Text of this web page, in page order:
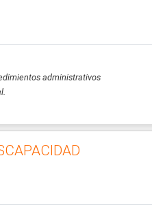
administrativos